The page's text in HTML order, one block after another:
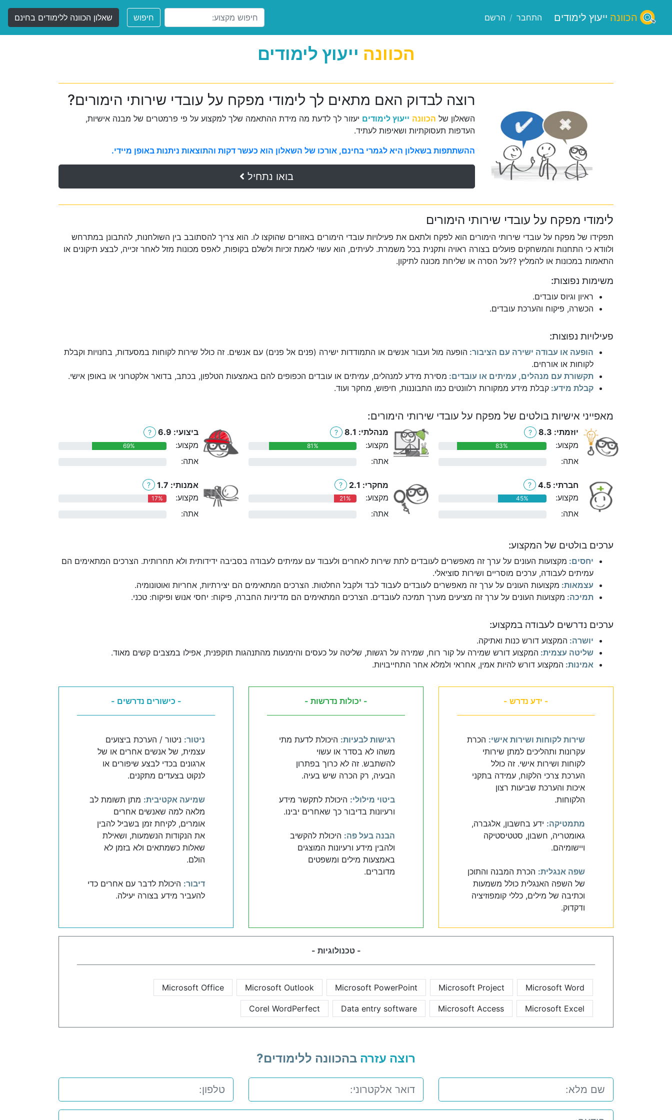
הכוונה ייעוץ לימודים התחבר / הרשם חיפוש שאלון הכוונה ללימודים בחינם
הכוונה ייעוץ לימודים
רוצה לבדוק האם מתאים לך לימודי מפקח על עובדי שירותי הימורים?
השאלון של הכוונה ייעוץ לימודים יעזור לך לדעת מה מידת ההתאמה שלך למקצוע על פי פרמטרים של מבנה אישיות,
העדפות תעסוקתיות ושאיפות לעתיד.
ההשתתפות בשאלון היא לגמרי בחינם, אורכו של השאלון הוא כעשר דקות והתוצאות ניתנות באופן מיידי.
בואו נתחיל
לימודי מפקח על עובדי שירותי הימורים
תפקידו של מפקח על עובדי שירותי הימורים הוא לפקח ולתאם את פעילויות עובדי הימורים באזורים שהוקצו לו. הוא צריך להסתובב בין השולחנות, להתבונן במתרחש
ולוודא כי התחנות והמשחקים פועלים בצורה ראויה ותקנית בכל משמרת. לעיתים, הוא עשוי לאמת זכיות ולשלם בקופות, לאפס מכונות מזל לאחר זכייה, לבצע תיקונים או
התאמות במכונות או להמליץ ??על הסרה או שליחת מכונה לתיקון.
משימות נפוצות:
ראיון וגיוס עובדים.
הכשרה, פיקוח והערכת עובדים.
פעילויות נפוצות:
הופעה או עבודה ישירה עם הציבור: הופעה מול ועבור אנשים או התמודדות ישירה (פנים אל פנים) עם אנשים. זה כולל שירות לקוחות במסעדות, בחנויות וקבלת
לקוחות או אורחים.
תקשורת עם מנהלים, עמיתים או עובדים: מסירת מידע למנהלים, עמיתים או עובדים הכפופים להם באמצעות הטלפון, בכתב, בדואר אלקטרוני או באופן אישי.
קבלת מידע: קבלת מידע ממקורות רלוונטים כמו התבוננות, חיפוש, מחקר ועוד.
מאפייני אישיות בולטים של מפקח על עובדי שירותי הימורים:
יוזמתי: 8.3 ?
מקצוע: 83%
אתה:
מנהלתי: 8.1 ?
מקצוע: 81%
אתה:
ביצועי: 6.9 ?
מקצוע: 69%
אתה:
חברתי: 4.5 ?
מקצוע: 45%
אתה:
מחקרי: 2.1 ?
מקצוע: 21%
אתה:
אמנותי: 1.7 ?
מקצוע: 17%
אתה:
ערכים בולטים של המקצוע:
יחסים: מקצועות העונים על ערך זה מאפשרים לעובדים לתת שירות לאחרים ולעבוד עם עמיתים לעבודה בסביבה ידידותית ולא תחרותית. הצרכים המתאימים הם
עמיתים לעבודה, ערכים מוסריים ושירות סוציאלי.
עצמאות: מקצועות העונים על ערך זה מאפשרים לעובדים לעבוד לבד ולקבל החלטות. הצרכים המתאימים הם יצירתיות, אחריות ואוטונומיה.
תמיכה: מקצועות העונים על ערך זה מציעים מערך תמיכה לעובדים. הצרכים המתאימים הם מדיניות החברה, פיקוח: יחסי אנוש ופיקוח: טכני.
ערכים נדרשים לעבודה במקצוע:
יושרה: המקצוע דורש כנות ואתיקה.
שליטה עצמית: המקצוע דורש שמירה על קור רוח, שמירה על רגשות, שליטה על כעסים והימנעות מהתנהגות תוקפנית, אפילו במצבים קשים מאוד.
אמינות: המקצוע דורש להיות אמין, אחראי ולמלא אחר התחייבויות.
- ידע נדרש -
שירות לקוחות ושירות אישי: הכרת
עקרונות ותהליכים למתן שירותי
לקוחות ושירות אישי. זה כולל
הערכת צרכי הלקוח, עמידה בתקני
איכות והערכת שביעות רצון
הלקוחות.
מתמטיקה: ידע בחשבון, אלגברה,
גאומטריה, חשבון, סטטיסטיקה
ויישומיהם.
שפה אנגלית: הכרת המבנה והתוכן
של השפה האנגלית כולל משמעות
וכתיבה של מילים, כללי קומפוזיציה
ודקדוק.
- יכולות נדרשות -
רגישות לבעיות: היכולת לדעת מתי
משהו לא בסדר או עשוי
להשתבש. זה לא כרוך בפתרון
הבעיה, רק הכרה שיש בעיה.
ביטוי מילולי: היכולת לתקשר מידע
ורעיונות בדיבור כך שאחרים יבינו.
הבנה בעל פה: היכולת להקשיב
ולהבין מידע ורעיונות המוצגים
באמצעות מילים ומשפטים
מדוברים.
- כישורים נדרשים -
ניטור: ניטור / הערכת ביצועים
עצמית, של אנשים אחרים או של
ארגונים בכדי לבצע שיפורים או
לנקוט בצעדים מתקנים.
שמיעה אקטיבית: מתן תשומת לב
מלאה למה שאנשים אחרים
אומרים, לקיחת זמן בשביל להבין
את הנקודות הנשמעות, ושאילת
שאלות כשמתאים ולא בזמן לא
הולם.
דיבור: היכולת לדבר עם אחרים כדי
להעביר מידע בצורה יעילה.
- טכנולוגיות -
Microsoft Word
Microsoft Project
Microsoft PowerPoint
Microsoft Outlook
Microsoft Office
Microsoft Excel
Microsoft Access
Data entry software
Corel WordPerfect
רוצה עזרה בהכוונה ללימודים?